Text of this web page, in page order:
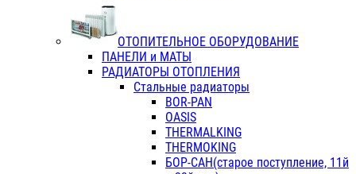
ОТОПИТЕЛЬНОЕ ОБОРУДОВАНИЕ
ПАНЕЛИ и МАТЫ
РАДИАТОРЫ ОТОПЛЕНИЯ
Стальные радиаторы
BOR-PAN
OASIS
THERMALKING
THERMOKING
БОР-САН(старое поступление, 11й